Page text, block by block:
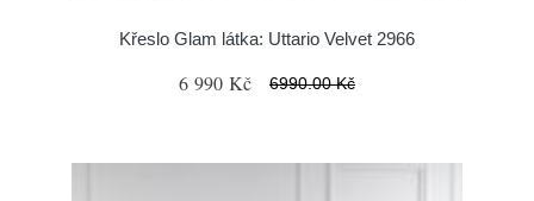
Křeslo Glam látka: Uttario Velvet 2966
6 990 Kč 6990.00 Kč